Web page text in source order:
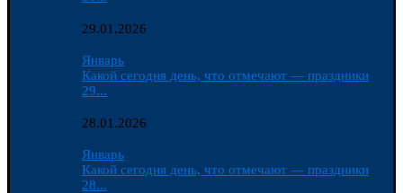
29.01.2026
Январь
Какой сегодня день, что отмечают — праздники
29...
28.01.2026
Январь
Какой сегодня день, что отмечают — праздники
28...